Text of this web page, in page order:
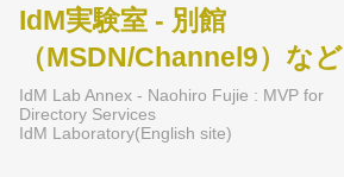
IdM実験室 - 別館
（MSDN/Channel9）など
IdM Lab Annex - Naohiro Fujie : MVP for
Directory Services
IdM Laboratory(English site)